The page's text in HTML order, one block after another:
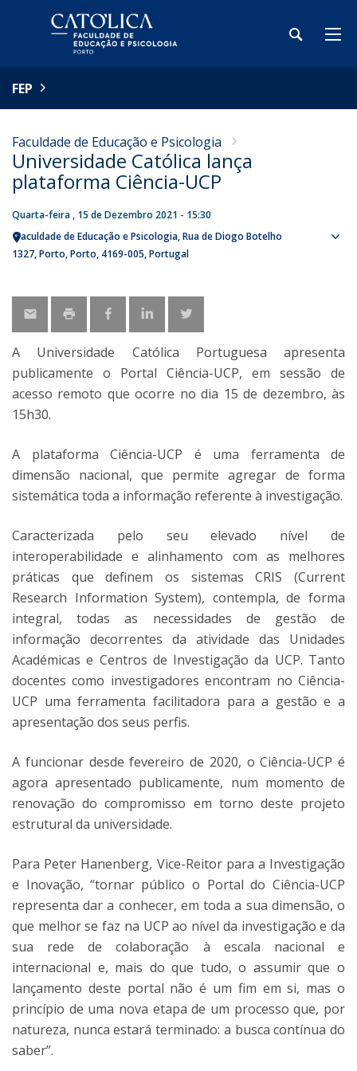
FEP
Faculdade de Educação e Psicologia
Universidade Católica lança
plataforma Ciência-UCP
Quarta-feira , 15 de Dezembro 2021 - 15:30
Faculdade de Educação e Psicologia Rua de Diogo Botelho
1327 Porto Porto 4169-005 Portugal
A Universidade Católica Portuguesa apresenta
publicamente o Portal Ciência-UCP, em sessão de
acesso remoto que ocorre no dia 15 de dezembro, às
15h30.
A plataforma Ciência-UCP é uma ferramenta de
dimensão nacional, que permite agregar de forma
sistemática toda a informação referente à investigação.
Caracterizada pelo seu elevado nível de
interoperabilidade e alinhamento com as melhores
práticas que definem os sistemas CRIS (Current
Research Information System), contempla, de forma
integral, todas as necessidades de gestão de
informação decorrentes da atividade das Unidades
Académicas e Centros de Investigação da UCP. Tanto
docentes como investigadores encontram no Ciência-
UCP uma ferramenta facilitadora para a gestão e a
apresentação dos seus perfis.
A funcionar desde fevereiro de 2020, o Ciência-UCP é
agora apresentado publicamente, num momento de
renovação do compromisso em torno deste projeto
estrutural da universidade.
Para Peter Hanenberg, Vice-Reitor para a Investigação
e Inovação, “tornar público o Portal do Ciência-UCP
representa dar a conhecer, em toda a sua dimensão, o
que melhor se faz na UCP ao nível da investigação e da
sua rede de colaboração à escala nacional e
internacional e, mais do que tudo, o assumir que o
lançamento deste portal não é um fim em si, mas o
princípio de uma nova etapa de um processo que, por
natureza, nunca estará terminado: a busca contínua do
saber”.